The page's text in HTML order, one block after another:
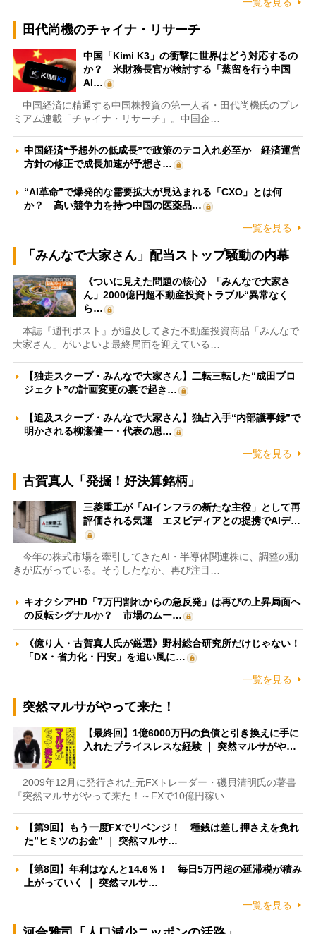
一覧を見る
田代尚機のチャイナ・リサーチ
中国「Kimi K3」の衝撃に世界はどう対応するの
か？ 米財務長官が検討する「蒸留を行う中国
AI…
中国経済に精通する中国株投資の第一人者・田代尚機氏のプレ
ミアム連載「チャイナ・リサーチ」。中国企…
中国経済“予想外の低成長”で政策のテコ入れ必至か 経済運営
方針の修正で成長加速が予想さ…
“AI革命”で爆発的な需要拡大が見込まれる「CXO」とは何
か？ 高い競争力を持つ中国の医薬品…
一覧を見る
「みんなで大家さん」配当ストップ騒動の内幕
《ついに見えた問題の核心》「みんなで大家さ
ん」2000億円超不動産投資トラブル“異常なく
ら…
本誌『週刊ポスト』が追及してきた不動産投資商品「みんなで
大家さん」がいよいよ最終局面を迎えている…
【独走スクープ・みんなで大家さん】二転三転した“成田プロ
ジェクト”の計画変更の裏で起き…
【追及スクープ・みんなで大家さん】独占入手“内部議事録”で
明かされる柳瀬健一・代表の思…
一覧を見る
古賀真人「発掘！好決算銘柄」
三菱重工が「AIインフラの新たな主役」として再
評価される気運 エヌビディアとの提携でAIデ…
今年の株式市場を牽引してきたAI・半導体関連株に、調整の動
きが広がっている。そうしたなか、再び注目…
キオクシアHD「7万円割れからの急反発」は再びの上昇局面へ
の反転シグナルか？ 市場のムー…
《億り人・古賀真人氏が厳選》野村総合研究所だけじゃない！
「DX・省力化・円安」を追い風に…
一覧を見る
突然マルサがやって来た！
【最終回】1億6000万円の負債と引き換えに手に
入れたプライスレスな経験 ｜ 突然マルサがや…
2009年12月に発行された元FXトレーダー・磯貝清明氏の著書
『突然マルサがやって来た！～FXで10億円稼い…
【第9回】もう一度FXでリベンジ！ 種銭は差し押さえを免れ
た”ヒミツのお金” ｜ 突然マルサ…
【第8回】年利はなんと14.6％！ 毎日5万円超の延滞税が積み
上がっていく ｜ 突然マルサ…
一覧を見る